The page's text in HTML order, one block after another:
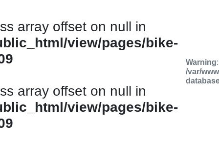
array offset on null in
view/pages/bike-
array offset on null in
view/pages/bike-
Warning
/var/